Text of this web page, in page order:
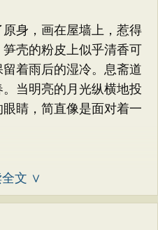
身，画在屋墙上，惹得
壳的粉皮上似乎清香可
着雨后的湿冷。息斋道
当明亮的月光纵横地投
睛，简直像是面对着一
全文 ∨